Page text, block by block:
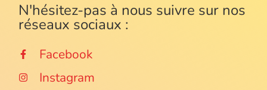
N'hésitez-pas à nous suivre sur nos
réseaux sociaux :
Facebook
Instagram